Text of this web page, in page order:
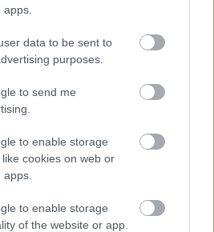
data to be sent to
purposes.
to send me
to enable storage
cookies on web or
to enable storage
of the website or app.